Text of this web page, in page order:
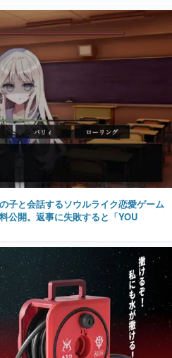
子と会話するソウルライク恋愛ゲーム
公開。返事に失敗すると「YOU